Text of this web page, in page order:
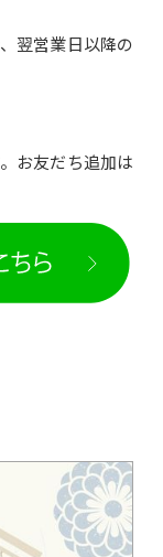
翌営業日以降の
お友だち追加は